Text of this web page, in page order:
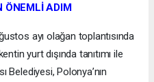
ÖNEMLİ ADIM
ayı olağan toplantısında
yurt dışında tanıtımı ile
Belediyesi, Polonya’nın